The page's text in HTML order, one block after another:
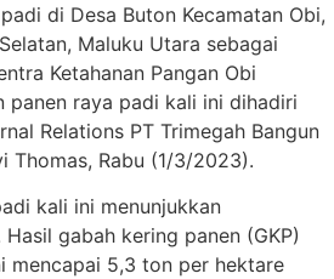
di Desa Buton Kecamatan Obi,
Maluku Utara sebagai
Ketahanan Pangan Obi
panen raya padi kali ini dihadiri
Relations PT Trimegah Bangun
Thomas, Rabu (1/3/2023).
kali ini menunjukkan
gabah kering panen (GKP)
mencapai 5,3 ton per hektare